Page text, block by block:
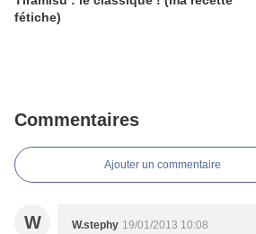
fétiche)
Commentaires
Ajouter un commentaire
W W.stephy 19/01/2013 10:08